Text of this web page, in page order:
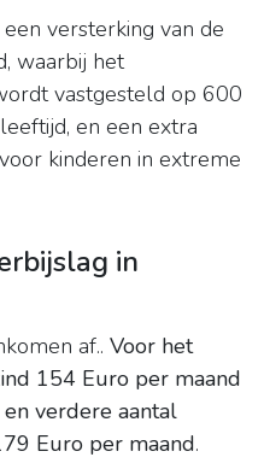
versterking van de
waarbij het
vastgesteld op 600
en een extra
kinderen in extreme
in
af.. Voor het
154 Euro per maand
verdere aantal
Euro per maand.